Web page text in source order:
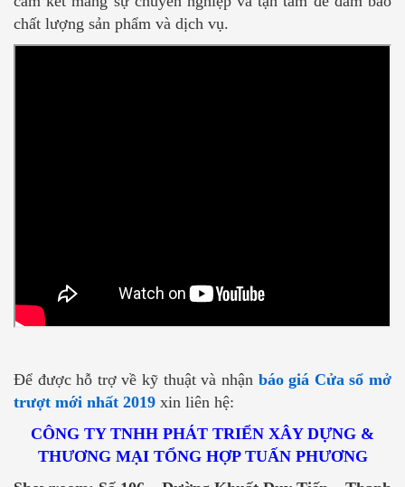
chất lượng sản phẩm và dịch vụ.
Để được hỗ trợ về kỹ thuật và nhận báo giá Cửa sổ mở
trượt mới nhất 2019 xin liên hệ:
CÔNG TY TNHH PHÁT TRIỂN XÂY DỰNG &
THƯƠNG MẠI TỔNG HỢP TUẤN PHƯƠNG